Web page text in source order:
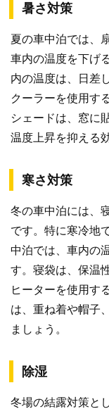
暑さ対策
夏の車中泊では、
車内の温度を下げ
内の温度は、日差
クーラーを使用す
シェードは、窓に
温度上昇を抑える
寒さ対策
冬の車中泊には、
です。特に寒冷地
中泊では、車内の
す。寝袋は、保温
ヒーターを使用す
は、重ね着や帽子
ましょう。
除湿
冬場の結露対策と